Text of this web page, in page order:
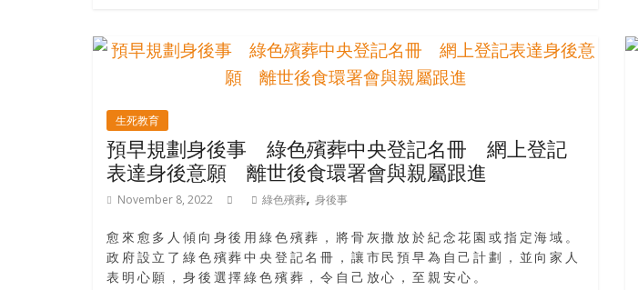
生死教育
預早規劃身後事 綠色殯葬中央登記名冊 網上登記
表達身後意願 離世後食環署會與親屬跟進
November 8, 2022 綠色殯葬, 身後事
愈來愈多人傾向身後用綠色殯葬，將骨灰撒放於紀念花園或指定海域。
政府設立了綠色殯葬中央登記名冊，讓市民預早為自己計劃，並向家人
表明心願，身後選擇綠色殯葬，令自己放心，至親安心。